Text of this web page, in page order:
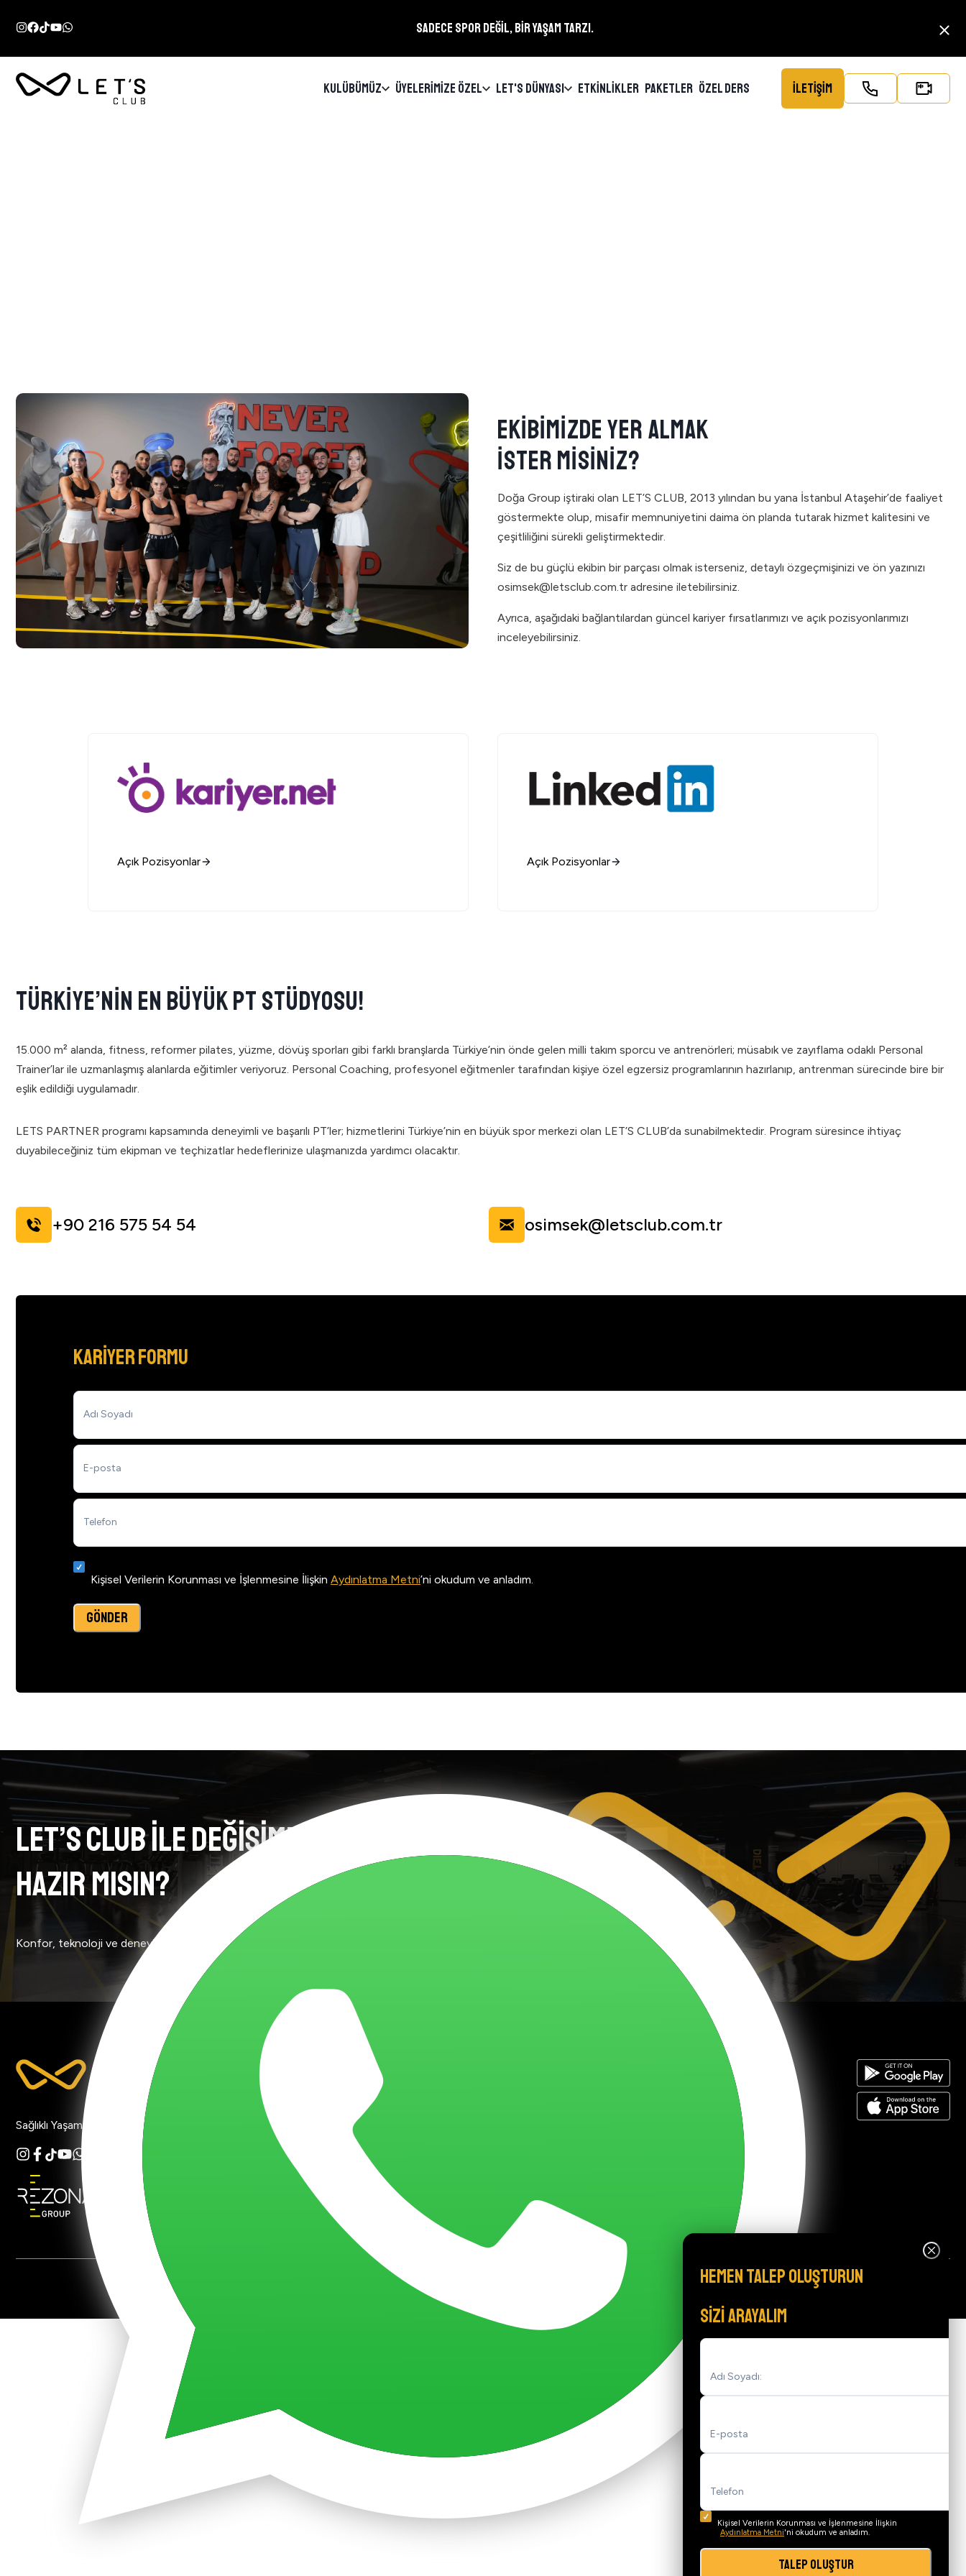
SADECE SPOR DEĞİL, BİR YAŞAM TARZI.
KULÜBÜMÜZ ÜYELERİMİZE ÖZEL LET'S DÜNYASI ETKİNLİKLER PAKETLER ÖZEL DERS İLETİŞİM
EKİBİMİZDE YER ALMAK
İSTER MİSİNİZ?
Doğa Group iştiraki olan LET’S CLUB, 2013 yılından bu yana İstanbul Ataşehir’de faaliyet
göstermekte olup, misafir memnuniyetini daima ön planda tutarak hizmet kalitesini ve
çeşitliliğini sürekli geliştirmektedir.
Siz de bu güçlü ekibin bir parçası olmak isterseniz, detaylı özgeçmişinizi ve ön yazınızı
osimsek@letsclub.com.tr adresine iletebilirsiniz.
Ayrıca, aşağıdaki bağlantılardan güncel kariyer fırsatlarımızı ve açık pozisyonlarımızı
inceleyebilirsiniz.
Açık Pozisyonlar Açık Pozisyonlar
TÜRKİYE’NİN EN BÜYÜK PT STÜDYOSU!
15.000 m² alanda, fitness, reformer pilates, yüzme, dövüş sporları gibi farklı branşlarda Türkiye’nin önde gelen milli takım sporcu ve antrenörleri; müsabık ve zayıflama odaklı Personal
Trainer’lar ile uzmanlaşmış alanlarda eğitimler veriyoruz. Personal Coaching, profesyonel eğitmenler tarafından kişiye özel egzersiz programlarının hazırlanıp, antrenman sürecinde bire bir
eşlik edildiği uygulamadır.
LETS PARTNER programı kapsamında deneyimli ve başarılı PT’ler; hizmetlerini Türkiye’nin en büyük spor merkezi olan LET’S CLUB’da sunabilmektedir. Program süresince ihtiyaç
duyabileceğiniz tüm ekipman ve teçhizatlar hedeflerinize ulaşmanızda yardımcı olacaktır.
+90 216 575 54 54 osimsek@letsclub.com.tr
KARİYER FORMU
Adı Soyadı
E-posta
Telefon
Kişisel Verilerin Korunması ve İşlenmesine İlişkin Aydınlatma Metni’ni okudum ve anladım.
GÖNDER
LET’S CLUB İLE DEĞİŞİME
HAZIR MISIN?
Konfor, teknoloji ve deneyim tek çatı altında.
HEMEN TALEP OLUŞTURUN
SİZİ ARAYALIM
Adı Soyadı:
E-posta
Telefon
Kişisel Verilerin Korunması ve İşlenmesine İlişkin
Aydınlatma Metni'ni okudum ve anladım.
TALEP OLUŞTUR
Sağlıklı Yaşamın Adresi
Küçükbakkalköy Mh. Şerifali Cad. No:
62/64 – Ataşehir İSTANBUL
info@letsclub.com.tr
+90 216 575 54 54
Copyright ©2025